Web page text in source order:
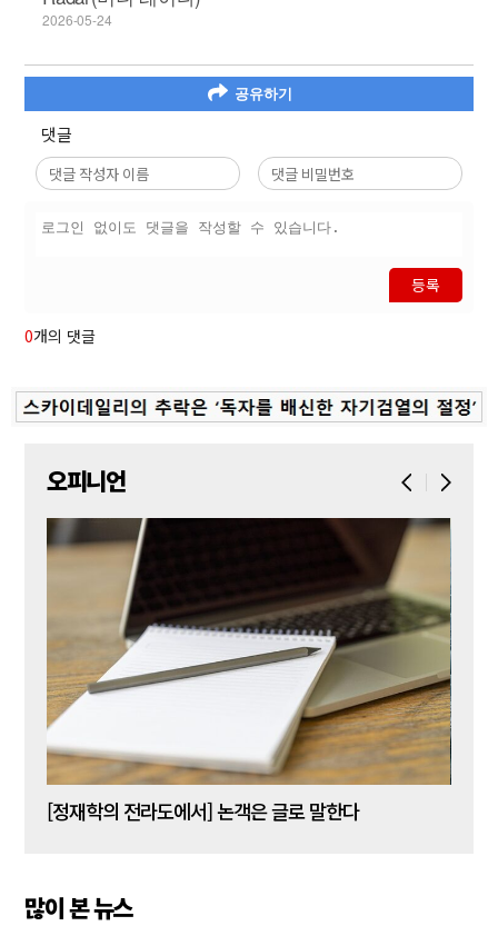
2026-05-24
공유하기
댓글
등록
0개의 댓글
오피니언
[정재학의 전라도에서] 논객은 글로 말한다
많이 본 뉴스